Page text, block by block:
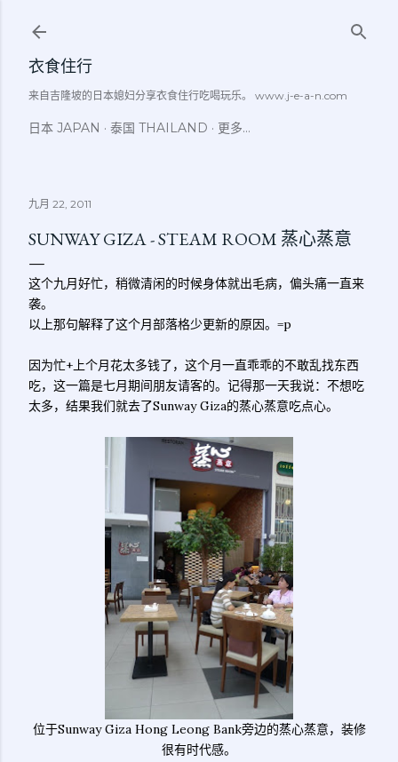
衣食住行
来自吉隆坡的日本媳妇分享衣食住行吃喝玩乐。 www.j-e-a-n.com
日本 JAPAN 泰国 THAILAND 更多…
九月 22, 2011
SUNWAY GIZA - STEAM ROOM 蒸心蒸意
这个九月好忙，稍微清闲的时候身体就出毛病，偏头痛一直来
袭。
以上那句解释了这个月部落格少更新的原因。=p
因为忙+上个月花太多钱了，这个月一直乖乖的不敢乱找东西
吃，这一篇是七月期间朋友请客的。记得那一天我说：不想吃
太多，结果我们就去了Sunway Giza的蒸心蒸意吃点心。
位于Sunway Giza Hong Leong Bank旁边的蒸心蒸意，装修
很有时代感。